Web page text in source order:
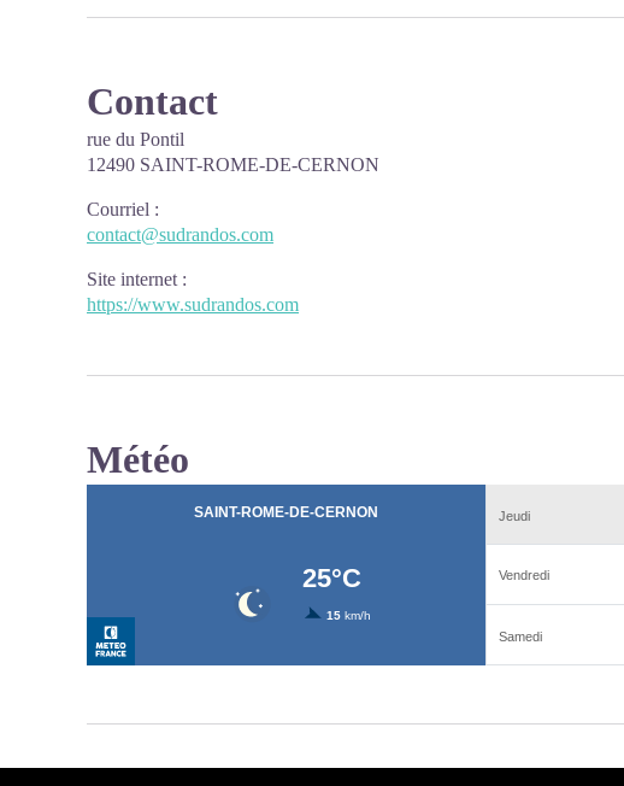
Contact
rue du Pontil
12490 SAINT-ROME-DE-CERNON
Courriel :
contact@sudrandos.com
Site internet :
https://www.sudrandos.com
Météo